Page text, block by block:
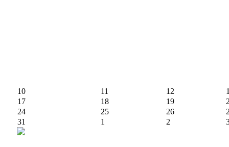
10 11 12
17
18 19
24
25 26
31
1 2